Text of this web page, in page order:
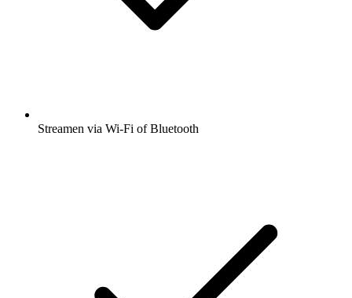
Streamen via Wi-Fi of Bluetooth